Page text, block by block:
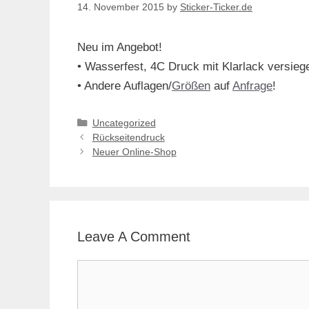
14. November 2015 by Sticker-Ticker.de
Neu im Angebot!
• Wasserfest, 4C Druck mit Klarlack
• Andere Auflagen/Größen auf Anfrage!
Categories
Uncategorized
Rückseitendruck
Neuer Online-Shop
Leave A Comment